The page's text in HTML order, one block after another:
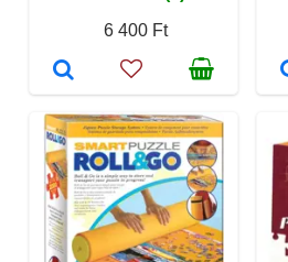
6 400 Ft